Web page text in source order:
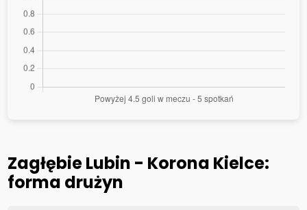
Zagłębie Lubin - Korona Kielce:
forma drużyn